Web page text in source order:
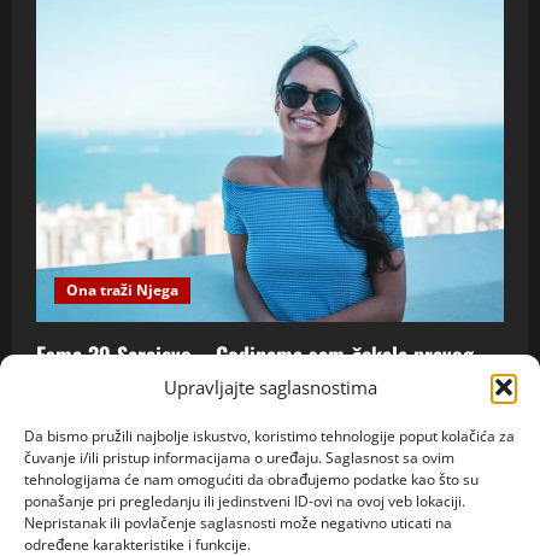
Upravljajte saglasnostima
Da bismo pružili najbolje iskustvo, koristimo tehnologije poput kolačića za
čuvanje i/ili pristup informacijama o uređaju. Saglasnost sa ovim
tehnologijama će nam omogućiti da obrađujemo podatke kao što su
ponašanje pri pregledanju ili jedinstveni ID-ovi na ovoj veb lokaciji.
Nepristanak ili povlačenje saglasnosti može negativno uticati na
određene karakteristike i funkcije.
Ona traži Njega
Esma 39 Sarajevo – Godinama sam čekala pravog
muškarca, možda će baš ova poruka promijeniti moj
admin 6. kolovoza 2026. 0